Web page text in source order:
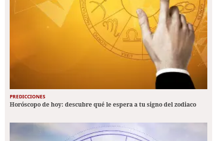
PREDICCIONES
Horóscopo de hoy: descubre qué le espera a tu signo del zodiaco